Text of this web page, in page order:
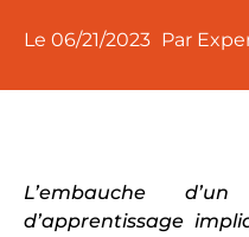
Le 06/21/2023 Par
L’embauche
d’apprentissage